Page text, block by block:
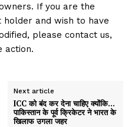
If you are the
and wish to have
please contact us,
action.
Next article
ICC को बंद कर देना चाहिए क्योंकि…
पाकिस्तान के पूर्व क्रिकेटर ने भारत के
खिलाफ उगला जहर